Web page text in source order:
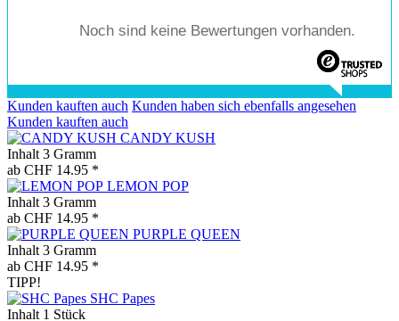
Noch sind keine Bewertungen vorhanden.
Kunden kauften auch Kunden haben sich ebenfalls angesehen
Kunden kauften auch
CANDY KUSH
Inhalt 3 Gramm
ab CHF 14.95 *
LEMON POP
Inhalt 3 Gramm
ab CHF 14.95 *
PURPLE QUEEN
Inhalt 3 Gramm
ab CHF 14.95 *
TIPP!
SHC Papes
Inhalt 1 Stück